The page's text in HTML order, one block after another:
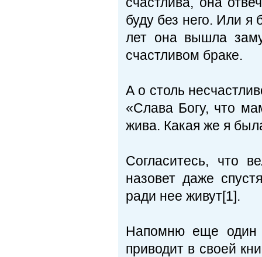
буду без него. Или я
лет она вышла
счастливом браке.
А о столь
«Слава Богу, что
жива. Какая же я
Согласитесь, что
назовет даже
ради нее живут[1].
Напомню еще один
приводит в своей